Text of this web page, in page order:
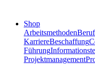
Shop
Arbeitsmethoden
KarriereBeschaffung
Führung
Projektmanagement